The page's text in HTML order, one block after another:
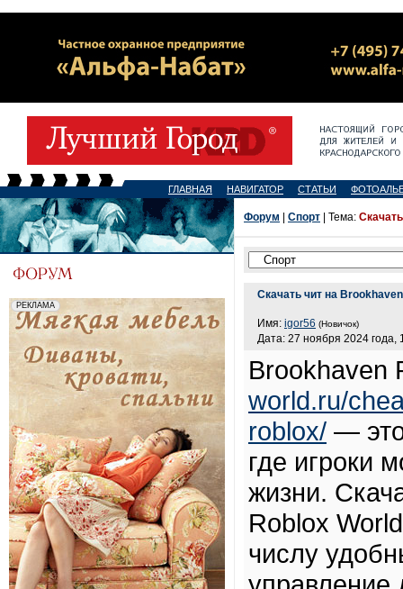
ГЛАВНАЯ НАВИГАТОР СТАТЬИ
Форум Спорт | Тема:
Скачать чит на
Имя: igor56 (Новичок)
Дата: 27 ноября 2024 года,
Brookhaven
world.ru/
roblox/ —
где игроки
жизни.
Roblox
числу